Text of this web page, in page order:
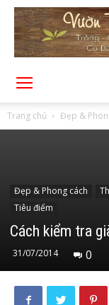
Trang chủ Đẹp &
Đẹp & Phong cách
Tiêu điểm
Cách kiểm tra
31/07/2014 0